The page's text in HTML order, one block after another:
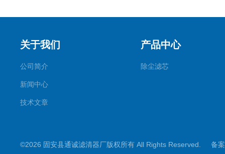
关于我们
公司简介
新闻中心
技术文章
产品中心
除尘滤芯
©2026 固安县通诚滤清器厂版权所有 All Rights Reserved. 备